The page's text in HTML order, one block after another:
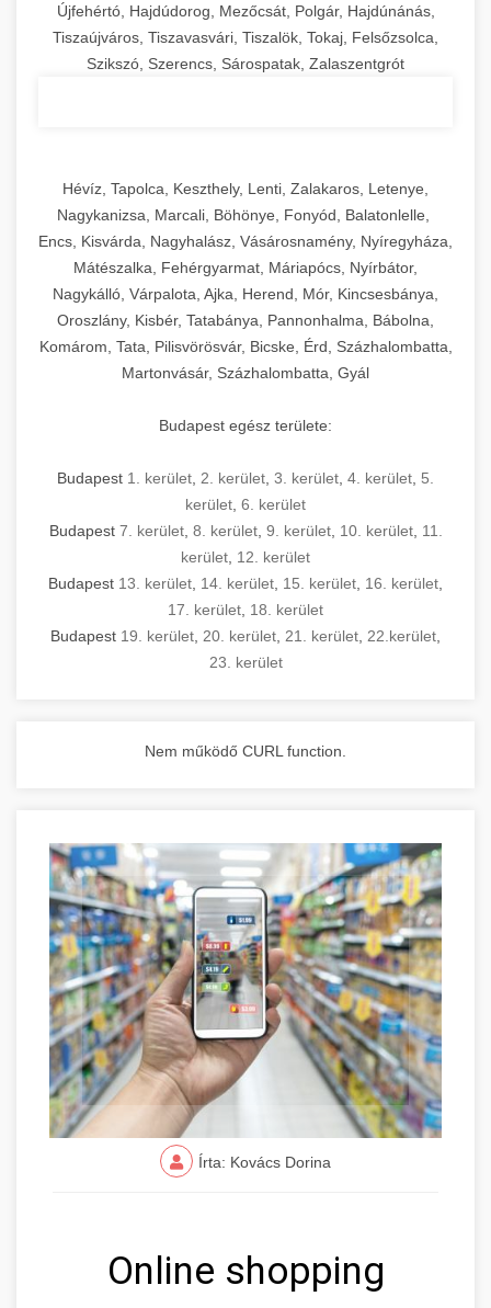
Újfehértó, Hajdúdorog, Mezőcsát, Polgár, Hajdúnánás,
Tiszaújváros, Tiszavasvári, Tiszalök, Tokaj, Felsőzsolca,
Szikszó, Szerencs, Sárospatak, Zalaszentgrót
Hévíz, Tapolca, Keszthely, Lenti, Zalakaros, Letenye,
Nagykanizsa, Marcali, Böhönye, Fonyód, Balatonlelle,
Encs, Kisvárda, Nagyhalász, Vásárosnamény, Nyíregyháza,
Mátészalka, Fehérgyarmat, Máriapócs, Nyírbátor,
Nagykálló, Várpalota, Ajka, Herend, Mór, Kincsesbánya,
Oroszlány, Kisbér, Tatabánya, Pannonhalma, Bábolna,
Komárom, Tata, Pilisvörösvár, Bicske, Érd, Százhalombatta,
Martonvásár, Százhalombatta, Gyál
Budapest egész területe:
Budapest 1. kerület 2. kerület 3. kerület 4. kerület 5.
kerület 6. kerület
Budapest 7. kerület, 8. kerület, 9. kerület, 10. kerület, 11.
kerület 12. kerület
Budapest 13. kerület 14. kerület 15. kerület 16. kerület
17. kerület 18. kerület
Budapest 19. kerület 20. kerület 21. kerület 22.kerület
23. kerület
Nem működő CURL function.
Írta: Kovács Dorina
Online shopping